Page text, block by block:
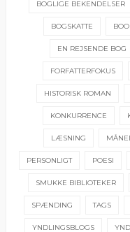
BOGLIGE BEKENDELSER
BOGSKATTE
EN REJSENDE BOG
FORFATTERFOKUS
HISTORISK ROMAN
KONKURRENCE
LÆSNING
PERSONLIGT POESI
SMUKKE BIBLIOTEKER
SPÆNDING TAGS
YNDLINGSBLOGS